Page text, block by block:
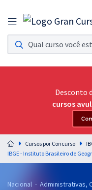
Assinatura Ilimitada
Acesso a todos os cursos.
Assinatura OAB Até
Acesso ilimitado a toda
Residências
Preparação completa e
residências em saúde do Brasil
Desconto
cursos
Cursos por Concurso
Nacional - Administrativas,